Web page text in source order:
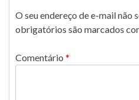
O seu endereço de e-mail não
obrigatórios são marcados
Comentário *